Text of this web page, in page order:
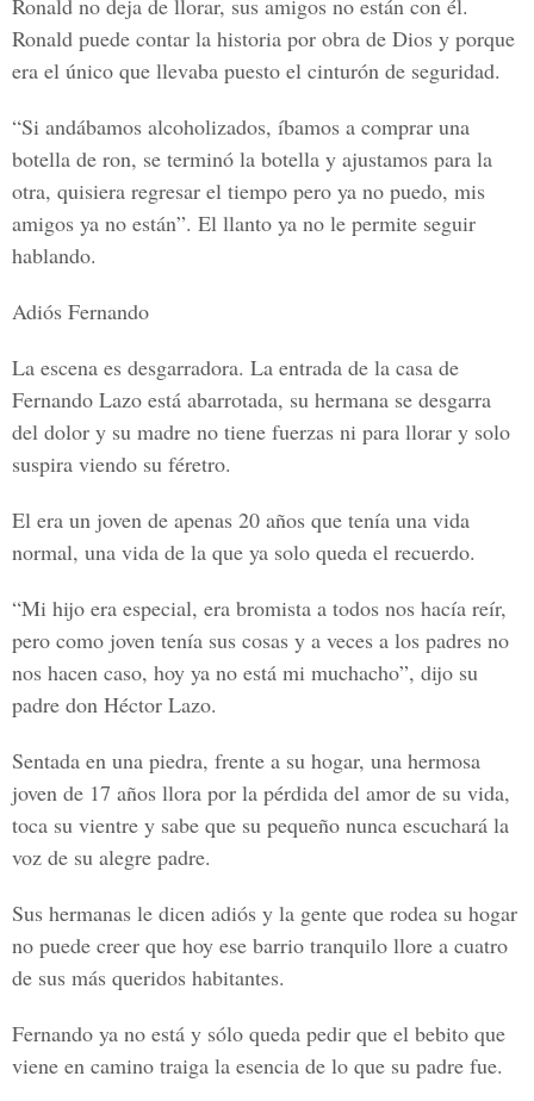
Ronald no deja de llorar, sus amigos no están con él.
Ronald puede contar la historia por obra de Dios y porque
era el único que llevaba puesto el cinturón de seguridad.
“Si andábamos alcoholizados, íbamos a comprar una
botella de ron, se terminó la botella y ajustamos para la
otra, quisiera regresar el tiempo pero ya no puedo, mis
amigos ya no están”. El llanto ya no le permite seguir
hablando.
Adiós Fernando
La escena es desgarradora. La entrada de la casa de
Fernando Lazo está abarrotada, su hermana se desgarra
del dolor y su madre no tiene fuerzas ni para llorar y solo
suspira viendo su féretro.
El era un joven de apenas 20 años que tenía una vida
normal, una vida de la que ya solo queda el recuerdo.
“Mi hijo era especial, era bromista a todos nos hacía reír,
pero como joven tenía sus cosas y a veces a los padres no
nos hacen caso, hoy ya no está mi muchacho”, dijo su
padre don Héctor Lazo.
Sentada en una piedra, frente a su hogar, una hermosa
joven de 17 años llora por la pérdida del amor de su vida,
toca su vientre y sabe que su pequeño nunca escuchará la
voz de su alegre padre.
Sus hermanas le dicen adiós y la gente que rodea su hogar
no puede creer que hoy ese barrio tranquilo llore a cuatro
de sus más queridos habitantes.
Fernando ya no está y sólo queda pedir que el bebito que
viene en camino traiga la esencia de lo que su padre fue.